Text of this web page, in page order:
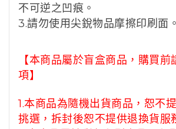
不可逆之凹痕。
3.請勿使用尖銳物品摩擦印刷面。
【本商品屬於盲盒商品，購買
項】
1.本商品為隨機出貨商品，恕不
挑選，拆封後恕不提供退換貨服